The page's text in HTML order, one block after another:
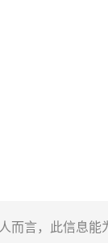
而言，此信息